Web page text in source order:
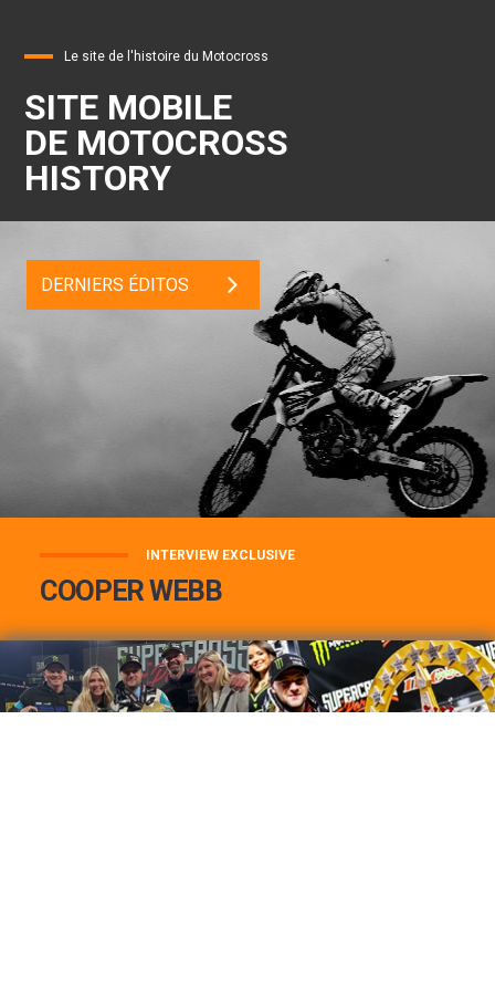
Le site de l'histoire du Motocross
SITE MOBILE
DE MOTOCROSS
HISTORY
DERNIERS ÉDITOS
INTERVIEW EXCLUSIVE
COOPER WEBB